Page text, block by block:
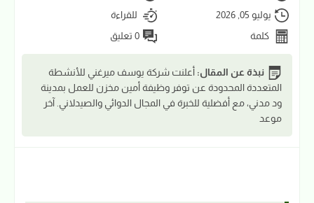
يوليو 05, 2026
للقراءة
كلمة
0 تعليق
نبذة عن المقال: أعلنت شركة يوسف ميرغني للأنشطة
المتعددة المحدودة عن توفر وظيفة أمين مخزن للعمل بمدينة
ود مدني، مع أفضلية للخبرة في المجال الدوائي والصيدلاني. آخر
موعد